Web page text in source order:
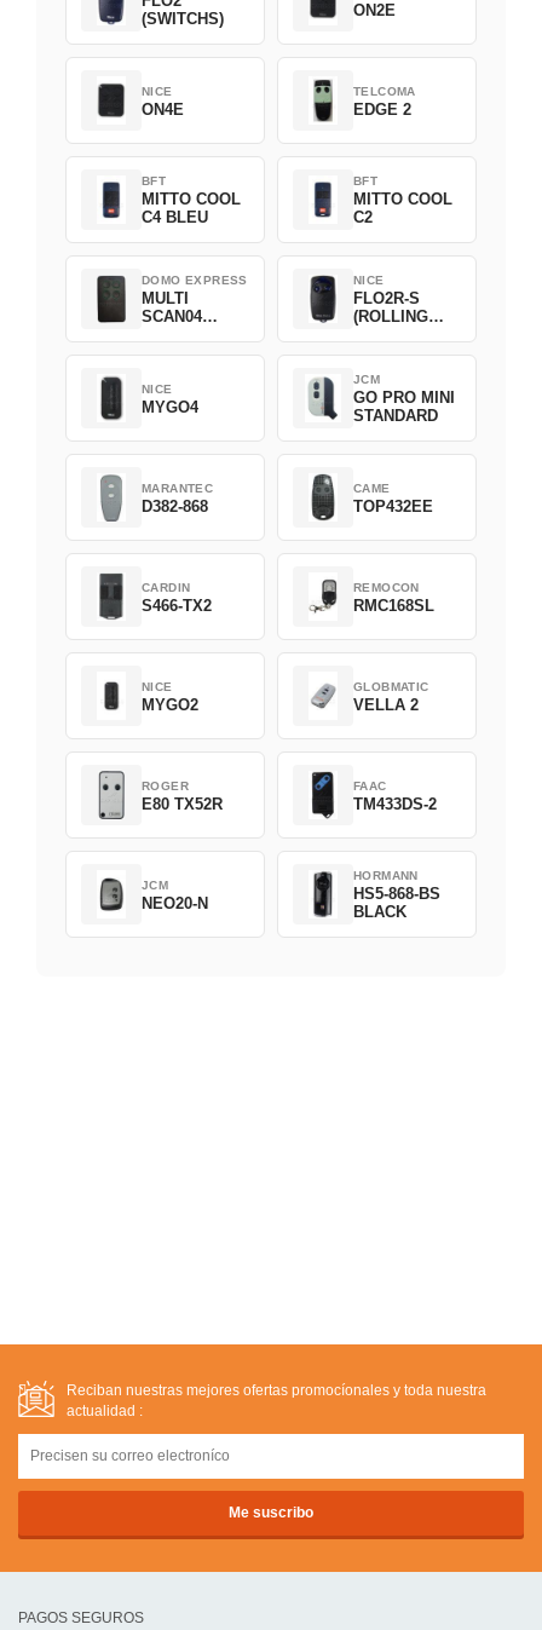
(SWITCHS)
ON2E
NICE
ON4E
TELCOMA
EDGE 2
BFT
MITTO COOL
C4 BLEU
BFT
MITTO COOL
C2
DOMO EXPRESS
MULTI
SCAN04
NICE
FLO2R-S
(ROLLING
NICE
MYGO4
JCM
GO PRO MINI
STANDARD
MARANTEC
D382-868
CAME
TOP432EE
CARDIN
S466-TX2
REMOCON
RMC168SL
NICE
MYGO2
GLOBMATIC
VELLA 2
ROGER
E80 TX52R
FAAC
TM433DS-2
JCM
NEO20-N
HORMANN
HS5-868-BS
BLACK
Reciban nuestras mejores ofertas promocíonales y toda nuestra
actualidad :
PAGOS SEGUROS